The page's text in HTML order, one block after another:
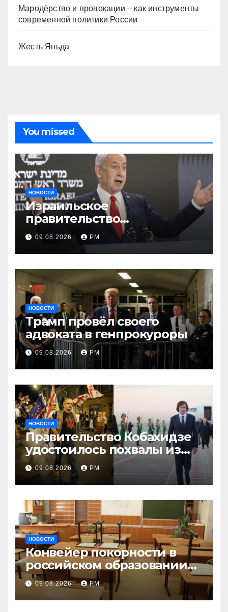
Мародёрство и провокации – как инструменты
современной политики России
Жесть Яньда
You missed
НОВОСТИ
Израильское
правительство
заворачивает план
трамповского «Совета
мира»
09.08.2026 РМ
НОВОСТИ
Трамп провёл своего
адвоката в генпрокуроры
09.08.2026 РМ
НОВОСТИ
Правительство Кобахидзе
удостоилось похвалы из
Москвы
09.08.2026 РМ
НОВОСТИ
Конвейер покорности в
российском образовании
наталкивается на
сопротивление
09.08.2026 РМ